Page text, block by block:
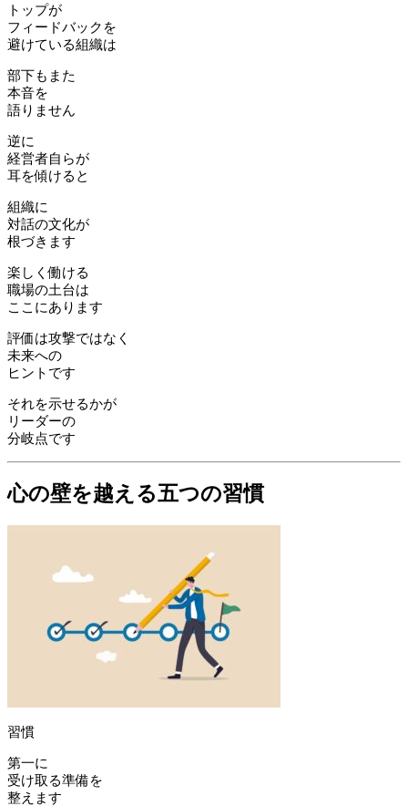
トップが
フィードバックを
避けている組織は
部下もまた
本音を
語りません
逆に
経営者自らが
耳を傾けると
組織に
対話の文化が
根づきます
楽しく働ける
職場の土台は
ここにあります
評価は攻撃ではなく
未来への
ヒントです
それを示せるかが
リーダーの
分岐点です
心の壁を越える五つの習慣
習慣
第一に
受け取る準備を
整えます